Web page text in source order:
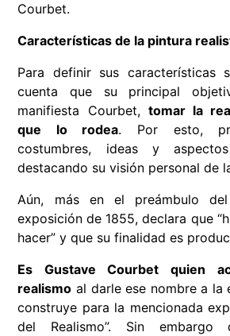
Courbet.
Características de la pintura
Para definir sus características
cuenta que su principal
manifiesta Courbet, tomar la
que lo rodea. Por esto,
costumbres, ideas y
destacando su visión personal de
Aún, más en el preámbulo
exposición de 1855, declara que
hacer” y que su finalidad es
Es Gustave Courbet quien
realismo al darle ese nombre a la
construye para la mencionada
del Realismo”. Sin